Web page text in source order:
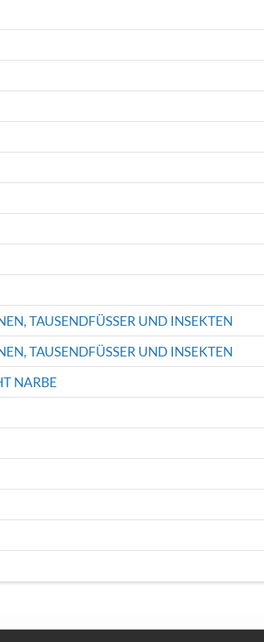
TAUSENDFÜSSER UND INSEKTEN
TAUSENDFÜSSER UND INSEKTEN
NARBE